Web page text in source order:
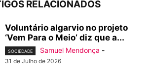
RELACIONADOS
Voluntário algarvio no projeto
‘Vem Para o Meio’ diz que a...
SOCIEDADE Samuel Mendonça -
31 de Julho de 2026